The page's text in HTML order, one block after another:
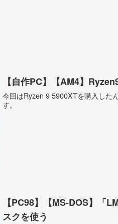
【自作PC】【AM4】
今回はRyzen 9 5900XTを購入した
す。
【PC98】【MS-DOS】「
スクを使う